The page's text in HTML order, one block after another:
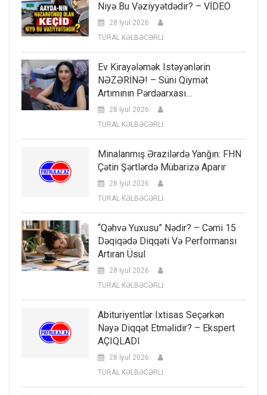
Niyə Bu Vəziyyətdədir? – VİDEO
28 İyul 2026
TURAL KƏLBƏCƏRLİ
Ev Kirayələmək Istəyənlərin
NƏZƏRİNƏ! – Süni Qiymət
Artımının Pərdəarxası…
28 İyul 2026
TURAL KƏLBƏCƏRLİ
Minalanmış Ərazilərdə Yanğın: FHN
Çətin Şərtlərdə Mübarizə Aparır
28 İyul 2026
TURAL KƏLBƏCƏRLİ
“Qəhvə Yuxusu” Nədir? – Cəmi 15
Dəqiqədə Diqqəti Və Performansı
Artıran Üsul
28 İyul 2026
TURAL KƏLBƏCƏRLİ
Abituriyentlər Ixtisas Seçərkən
Nəyə Diqqət Etməlidir? – Ekspert
AÇIQLADI
28 İyul 2026
TURAL KƏLBƏCƏRLİ